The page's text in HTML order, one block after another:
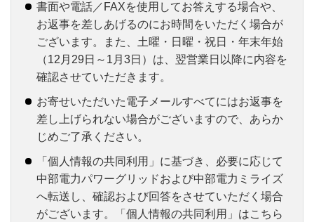
書面や電話／FAXを使用してお答えする場合や、
お返事を差しあげるのにお時間をいただく場合が
ございます。また、土曜・日曜・祝日・年末年始
（12月29日～1月3日）は、翌営業日以降に内容を
確認させていただきます。
お寄せいただいた電子メールすべてにはお返事を
差し上げられない場合がございますので、あらか
じめご了承ください。
「個人情報の共同利用」に基づき、必要に応じて
中部電力パワーグリッドおよび中部電力ミライズ
へ転送し、確認および回答をさせていただく場合
がございます。「個人情報の共同利用」はこちら